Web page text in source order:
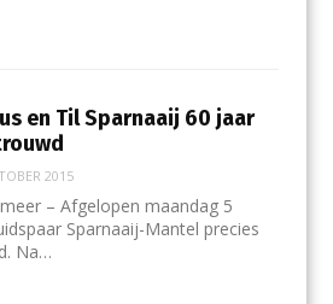
en Til Sparnaaij 60 jaar
2015
– Afgelopen maandag 5
Sparnaaij-Mantel precies
Na…